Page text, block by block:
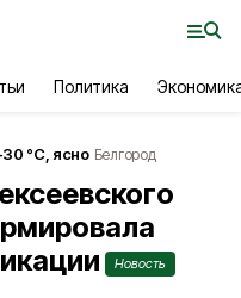
Политика
30 °С, ясно Белгород
Новость